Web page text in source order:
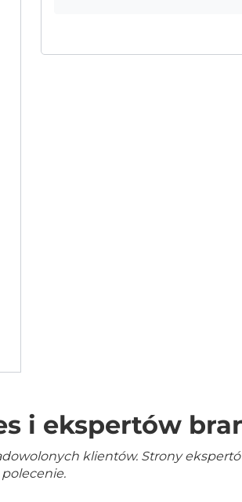
i ekspertów
klientów. Strony
polecenie.